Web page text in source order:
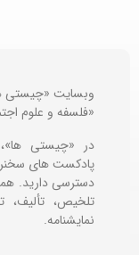
وبسایت «چیستی
«فلسفه و علوم
در «چیستی
پادکست های
دسترسی دارید.
تلخیص، تألیف،
نمایشنامه.